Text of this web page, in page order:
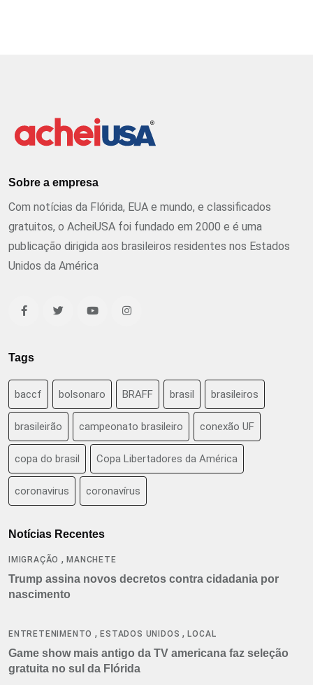
Sobre a empresa
Com notícias da Flórida, EUA e mundo, e classificados
gratuitos, o AcheiUSA foi fundado em 2000 e é uma
publicação dirigida aos brasileiros residentes nos Estados
Unidos da América
Tags
baccf bolsonaro BRAFF brasil brasileiros
brasileirão campeonato brasileiro conexão UF
copa do brasil Copa Libertadores da América
coronavirus coronavírus
Notícias Recentes
IMIGRAÇÃO ,MANCHETE
Trump assina novos decretos contra cidadania por
nascimento
ENTRETENIMENTO ,ESTADOS UNIDOS ,LOCAL
Game show mais antigo da TV americana faz seleção
gratuita no sul da Flórida